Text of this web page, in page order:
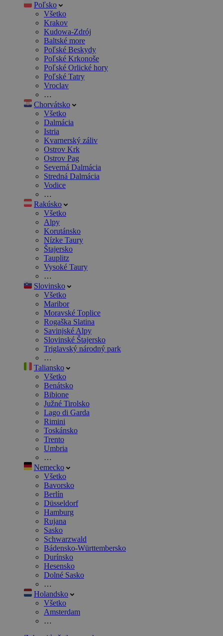
Poľsko
Všetko
Krakov
Kudowa-Zdrój
Baltské more
Poľské Beskydy
Poľské Krkonoše
Poľské Orlické hory
Poľské Tatry
Vroclav
…
Chorvátsko
Všetko
Dalmácia
Istria
Kvarnerský záliv
Ostrov Krk
Ostrov Pag
Severná Dalmácia
Stredná Dalmácia
Vodice
…
Rakúsko
Všetko
Alpy
Korutánsko
Nízke Taury
Štajersko
Tauplitz
Vysoké Taury
…
Slovinsko
Všetko
Maribor
Moravské Toplice
Rogaška Slatina
Savinjské Alpy
Slovinské Štajersko
Triglavský národný park
…
Taliansko
Všetko
Benátsko
Bibione
Južné Tirolsko
Lago di Garda
Rimini
Toskánsko
Trento
Umbria
…
Nemecko
Všetko
Bavorsko
Berlín
Düsseldorf
Hamburg
Rujana
Sasko
Schwarzwald
Bádensko-Württembersko
Durínsko
Hesensko
Dolné Sasko
…
Holandsko
Všetko
Amsterdam
…